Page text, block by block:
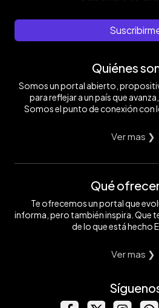
Quiénes
Somos un portal abierto,
para reflejar a un país que
Somos el punto de conexión con
Ver mas ❯
Qué
Te ofrecemos un portal que
informa, pero también inspira. Que
de lo que está hecho
Ver mas ❯